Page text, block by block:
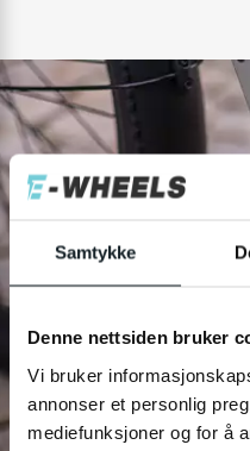
Samtykke
Denne nettsiden bruker
Vi bruker
annonser et personlig
mediefunksjoner og for å